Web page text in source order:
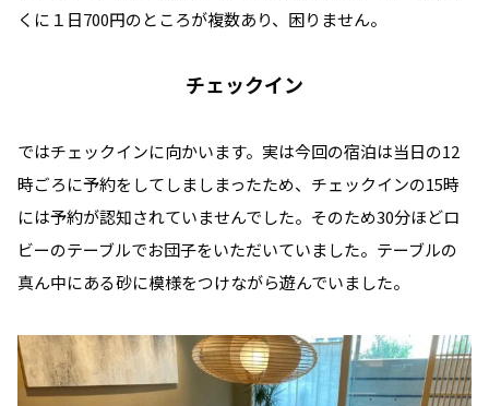
くに１日700円のところが複数あり、困りません。
チェックイン
ではチェックインに向かいます。実は今回の宿泊は当日の12
時ごろに予約をしてしましまったため、チェックインの15時
には予約が認知されていませんでした。そのため30分ほどロ
ビーのテーブルでお団子をいただいていました。テーブルの
真ん中にある砂に模様をつけながら遊んでいました。